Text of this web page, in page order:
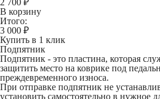
2 700 ₽
В корзину
Итого:
3 000 ₽
Купить в 1 клик
Подпятник
Подпятник - это пластина, которая
защитить место на коврике под
преждевременного износа.
При отправке подпятник не
установить самостоятельно в нужное